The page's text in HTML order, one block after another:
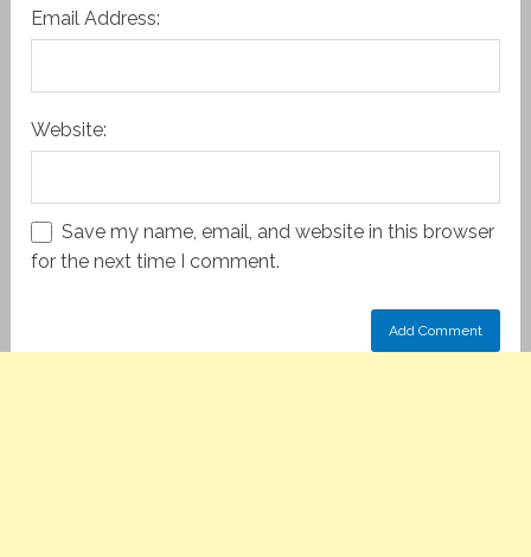
Email Address:
Website:
Save my name, email, and website in this browser
for the next time I comment.